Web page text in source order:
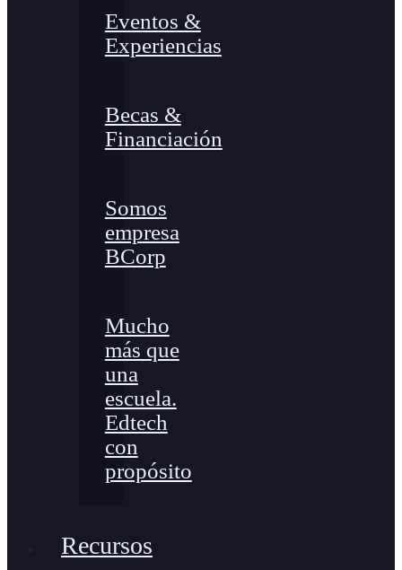
Eventos &
Experiencias
Becas &
Financiación
Somos
empresa
BCorp
Mucho
más que
una
escuela.
Edtech
con
propósito
Recursos